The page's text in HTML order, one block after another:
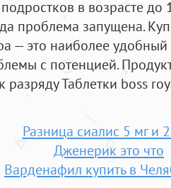
в возрасте
проблема запущена.
— это наиболее
с потенцией.
разряду Таблетки boss
Разница сиалис 5 мг и
Дженерик это что
Варденафил купить в